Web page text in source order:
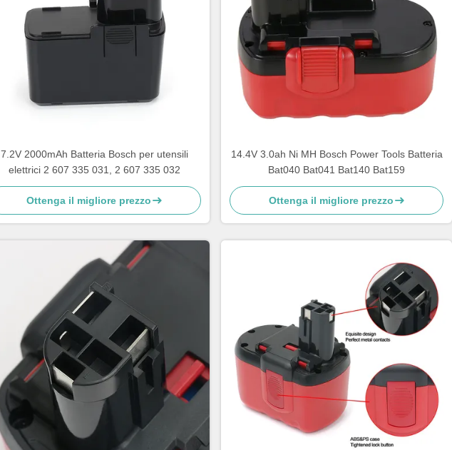
7.2V 2000mAh Batteria Bosch per utensili
elettrici 2 607 335 031, 2 607 335 032
Ottenga il migliore prezzo
14.4V 3.0ah Ni MH Bosch Power Tools Batteria
Bat040 Bat041 Bat140 Bat159
Ottenga il migliore prezzo